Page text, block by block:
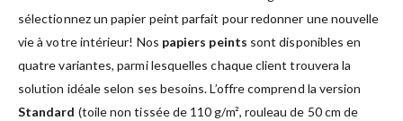
sélectionnez un papier peint parfait pour redonner une nouvelle
vie à votre intérieur! Nos papiers peints sont disponibles en
quatre variantes, parmi lesquelles chaque client trouvera la
solution idéale selon ses besoins. L’offre comprend la version
Standard (toile non tissée de 110 g/m², rouleau de 50 cm de